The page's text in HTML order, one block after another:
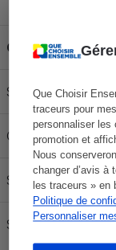
Que Choisir
traceurs pour
personnaliser les
promotion et
Nous
changer d’avis à
les traceurs » en
Politique de
Personnaliser
Carburant
SP 95-E10
Gazole
SP95
SP 98